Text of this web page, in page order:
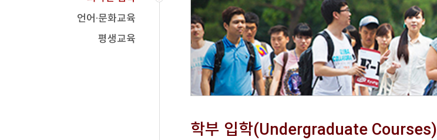
언어·문화교육
평생교육
학부 입학(Undergraduate Courses)